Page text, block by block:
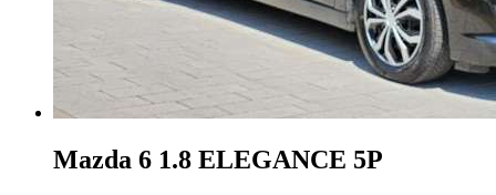
Mazda 6 1.8 ELEGANCE 5P